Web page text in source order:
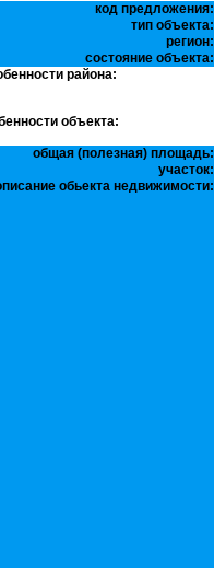
код предложения:
тип объекта:
регион:
состояние объекта:
района:
объекта:
общая (полезная) площадь:
участок:
обьекта недвижимости: